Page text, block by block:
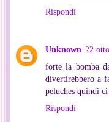
Rispondi
Unknown 22
forte la bomba
divertirebbero a
peluches quindi
Rispondi